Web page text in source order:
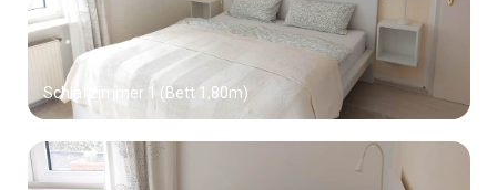
Schlafzimmer 1 (Bett 1,80m)